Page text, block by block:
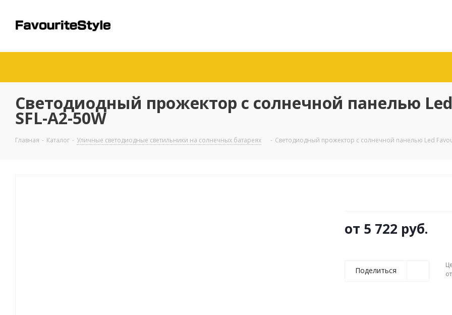
Светодиодный прожектор с солнечной панелью
SFL-A2-50W
Главная - Каталог - Уличные светодиодные светильники на солнечных батареях - Светодиодный прожектор с солнечной панелью Led
от 5 722 руб.
Поделиться